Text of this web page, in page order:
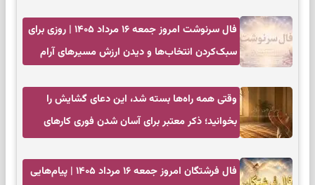
فال سرنوشت امروز جمعه ۱۶ مرداد ۱۴۰۵ | روزی برای
سبک‌کردن انتخاب‌ها و دیدن ارزش مسیرهای آرام
وقتی همه راه‌ها بسته شد، این دعای گشایش را
بخوانید؛ ذکر معتبر برای آسان شدن فوری کارهای
فال فرشتگان امروز جمعه ۱۶ مرداد ۱۴۰۵ | پیام‌هایی